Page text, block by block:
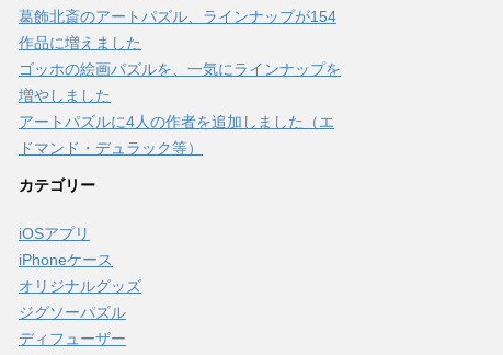
葛飾北斎のアートパズル、ラインナップが154
作品に増えました
ゴッホの絵画パズルを、一気にラインナップを
増やしました
アートパズルに4人の作者を追加しました（エ
ドマンド・デュラック等）
カテゴリー
iOSアプリ
iPhoneケース
オリジナルグッズ
ジグソーパズル
ディフューザー